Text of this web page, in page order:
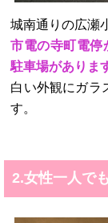
城南通りの広瀬
市電の寺町電停
駐車場がありま
白い外観にガラ
す。
2.女性一人で